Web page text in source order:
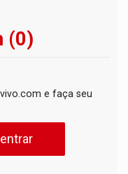
(0)
e faça seu